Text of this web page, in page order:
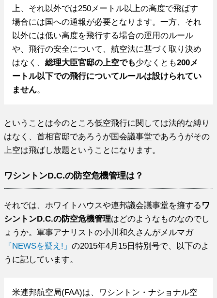
上、それ以外では250メートル以上の高度で飛ばす
場合には国への通報が必要となります。一方、それ
以外には低い高度を飛行する場合の運用のルール
や、飛行の安全について、航空法に基づく取り決め
はなく、 総理大臣官邸の上空でも少なくとも200メ
ートル以下での飛行についてルールは設けられてい
ません。
ということは今のところ低空飛行に関しては法的な縛り
はなく、首相官邸であろうが国会議事堂であろうがその
上空は飛ばし放題ということになります。
ワシントンD.C.の防空危機管理は？
それでは、ホワイトハウスや連邦議会議事堂を擁する ワ
シントンD.C.の防空危機管理はどのようなものなのでし
ょうか。軍事アナリストの小川和久さんがメルマガ
『NEWSを疑え!」の2015年4月15日特別号で、以下のよ
うに記しています。
米連邦航空局(FAA)は、ワシントン・ナショナル空